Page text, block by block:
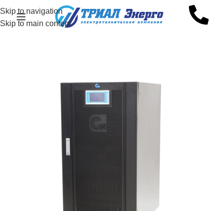
Skip to navigation
Skip to main content